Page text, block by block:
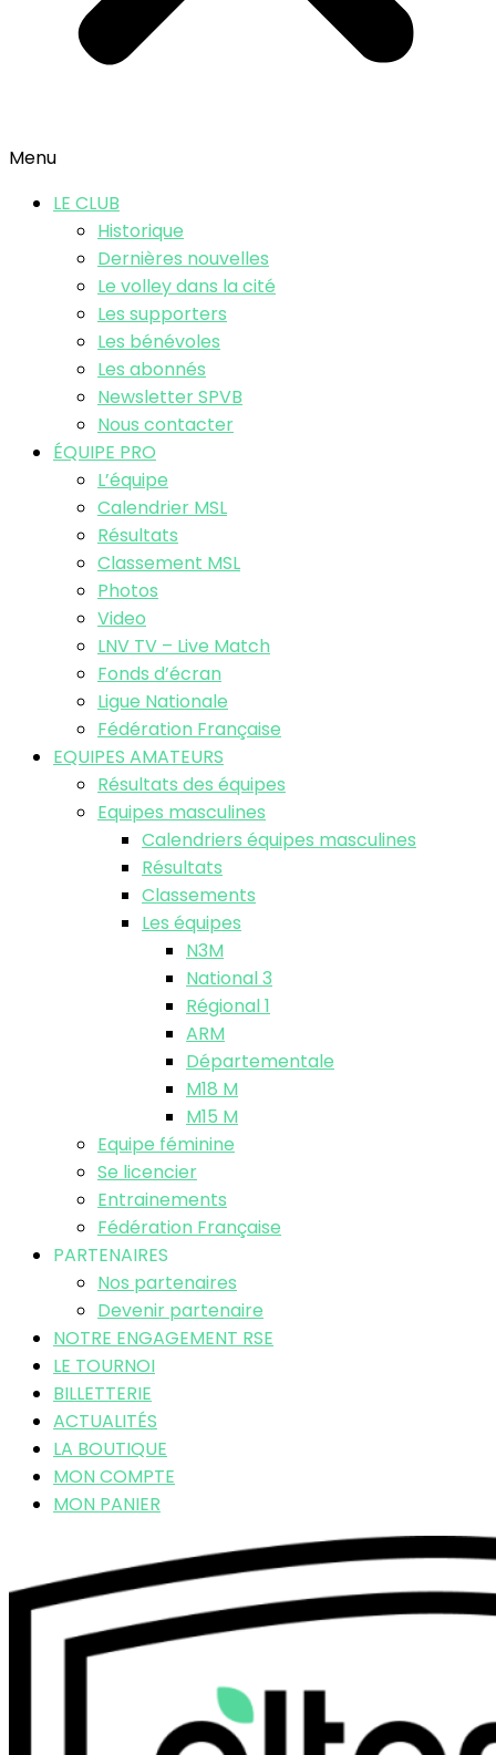
Menu
LE CLUB
Historique
Dernières nouvelles
Le volley dans la cité
Les supporters
Les bénévoles
Les abonnés
Newsletter SPVB
Nous contacter
ÉQUIPE PRO
L’équipe
Calendrier MSL
Résultats
Classement MSL
Photos
Video
LNV TV – Live Match
Fonds d’écran
Ligue Nationale
Fédération Française
EQUIPES AMATEURS
Résultats des équipes
Equipes masculines
Calendriers équipes masculines
Résultats
Classements
Les équipes
N3M
National 3
Régional 1
ARM
Départementale
M18 M
M15 M
Equipe féminine
Se licencier
Entrainements
Fédération Française
PARTENAIRES
Nos partenaires
Devenir partenaire
NOTRE ENGAGEMENT RSE
LE TOURNOI
BILLETTERIE
ACTUALITÉS
LA BOUTIQUE
MON COMPTE
MON PANIER